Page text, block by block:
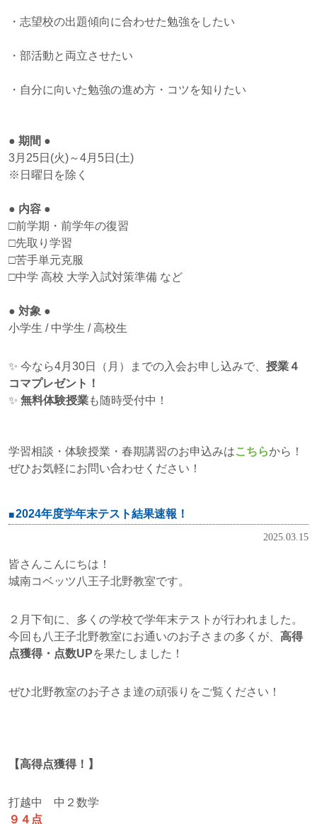
・志望校の出題傾向に合わせた勉強をしたい
・部活動と両立させたい
・自分に向いた勉強の進め方・コツを知りたい
● 期間 ●
3月25日(火)～4月5日(土)
※日曜日を除く
● 内容 ●
□前学期・前学年の復習
□先取り学習
□苦手単元克服
□中学 高校 大学入試対策準備 など
● 対象 ●
小学生 / 中学生 / 高校生
✨ 今なら4月30日（月）までの入会お申し込みで、 授業４
コマプレゼント！
✨ 無料体験授業も随時受付中！
学習相談・体験授業・春期講習のお申込みはこちらから！
ぜひお気軽にお問い合わせください！
2024年度学年末テスト結果速報！
2025.03.15
皆さんこんにちは！
城南コベッツ八王子北野教室です。
２月下旬に、多くの学校で学年末テストが行われました。
今回も八王子北野教室にお通いのお子さまの多くが、 高得
点獲得・点数UPを果たしました！
ぜひ北野教室のお子さま達の頑張りをご覧ください！
【高得点獲得！】
打越中 中２数学
９４点